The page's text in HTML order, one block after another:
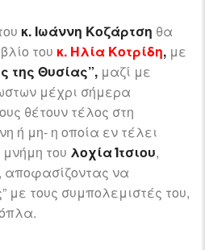
κ. Ιωάννη Κοζάρτση θα
του κ. Ηλία Κοτρίδη, με
της Θυσίας”, μαζί με
μέχρι σήμερα
θέτουν τέλος στη
ή μη- η οποία εν τέλει
του λοχία Ίτσιου,
αποφασίζοντας να
με τους συμπολεμιστές του,